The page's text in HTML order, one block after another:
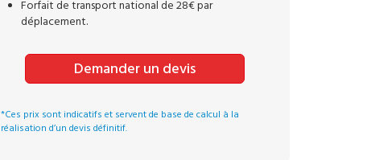
Forfait de transport national de 28€ par
déplacement.
Demander un devis
*Ces prix sont indicatifs et servent de base de calcul à la
réalisation d’un devis définitif.